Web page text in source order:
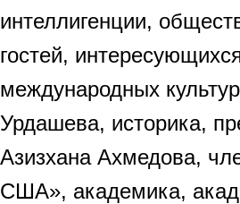
интеллигенции,
гостей,
международных
Урдашева, историка,
Азизхана Ахмедова,
США», академика,